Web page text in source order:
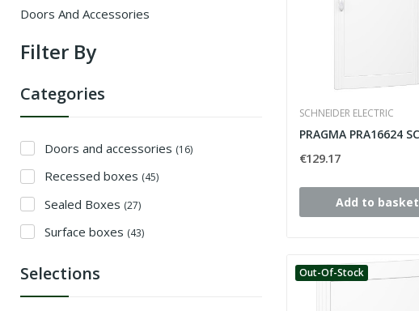
Doors And Accessories
Filter By
Categories
Doors and accessories (16)
Recessed boxes (45)
Sealed Boxes (27)
Surface boxes (43)
Selections
SCHNEIDER ELECTRIC
€129.17
Add to basket
Out-Of-Stock